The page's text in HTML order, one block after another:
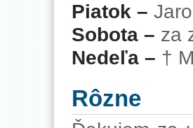
Piatok –
Sobota – za
Nedeľa – †
Rôzne